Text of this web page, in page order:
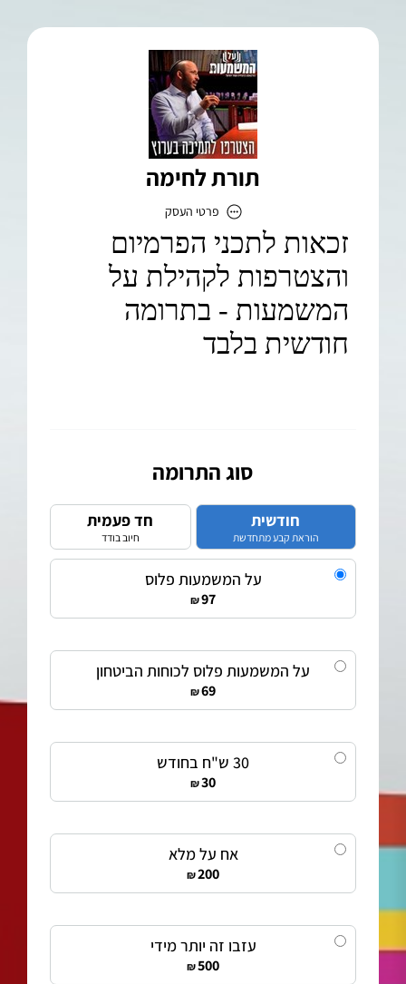
תורת לחימה
פרטי העסק
תורת לחימה
כתובת
סוג התרומה
חודשית
הוראת קבע מתחדשת
חד פעמית
חיוב בודד
על המשמעות פלוס
97
₪
על המשמעות פלוס לכוחות הביטחון
69
₪
30 ש"ח בחודש
30
₪
אח על מלא
200
₪
עזבו זה יותר מידי
500
₪